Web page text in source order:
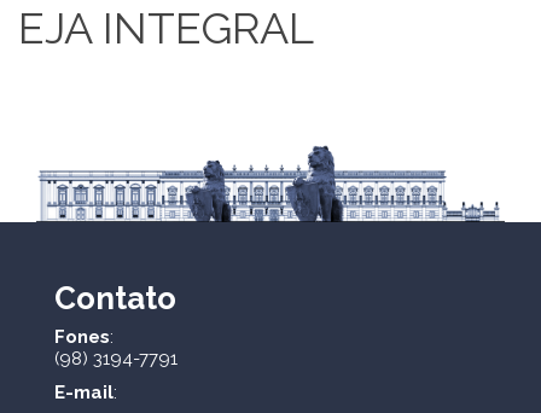
EJA INTEGRAL
Contato
Fones:
(98) 3194-7791
E-mail: